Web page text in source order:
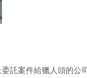
託案件給獵人頭的公